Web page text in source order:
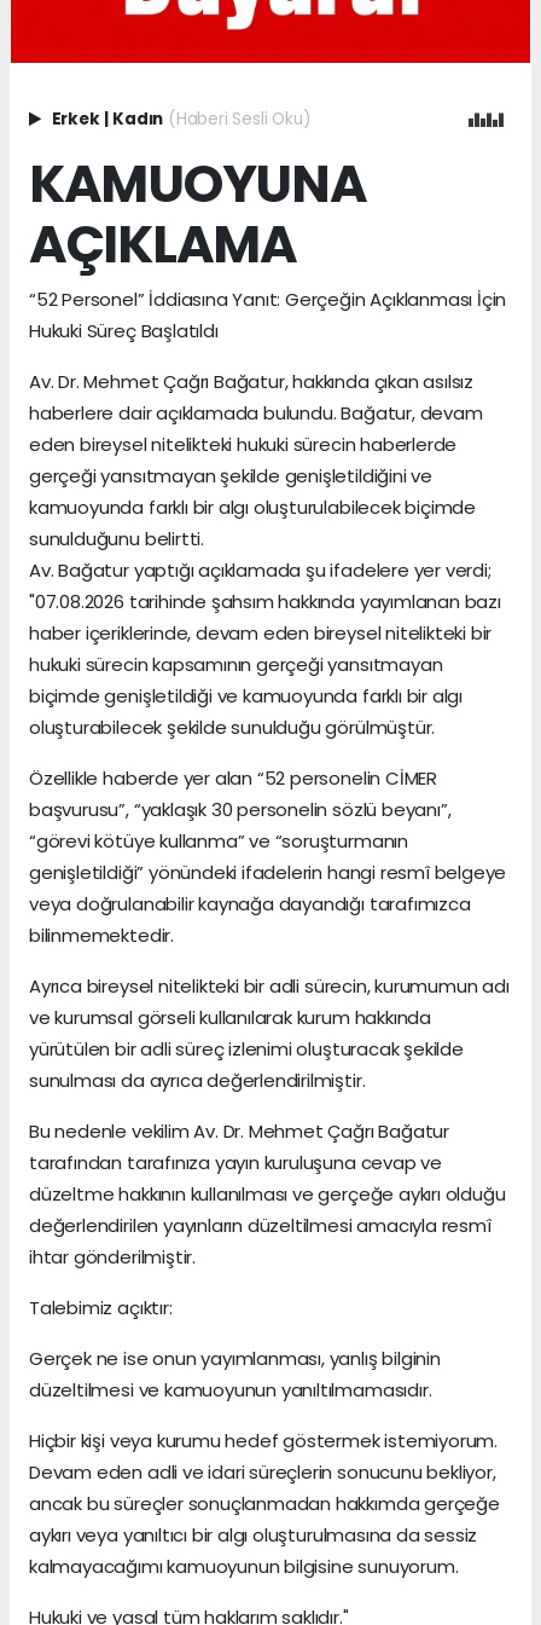
Erkek | Kadın (Haberi Sesli Oku)
KAMUOYUNA
AÇIKLAMA
“52 Personel” İddiasına Yanıt: Gerçeğin Açıklanması İçin
Hukuki Süreç Başlatıldı
Av. Dr. Mehmet Çağrı Bağatur, hakkında çıkan asılsız
haberlere dair açıklamada bulundu. Bağatur, devam
eden bireysel nitelikteki hukuki sürecin haberlerde
gerçeği yansıtmayan şekilde genişletildiğini ve
kamuoyunda farklı bir algı oluşturulabilecek biçimde
sunulduğunu belirtti.
Av. Bağatur yaptığı açıklamada şu ifadelere yer verdi;
"07.08.2026 tarihinde şahsım hakkında yayımlanan bazı
haber içeriklerinde, devam eden bireysel nitelikteki bir
hukuki sürecin kapsamının gerçeği yansıtmayan
biçimde genişletildiği ve kamuoyunda farklı bir algı
oluşturabilecek şekilde sunulduğu görülmüştür.
Özellikle haberde yer alan “52 personelin CİMER
başvurusu”, “yaklaşık 30 personelin sözlü beyanı”,
“görevi kötüye kullanma” ve “soruşturmanın
genişletildiği” yönündeki ifadelerin hangi resmî belgeye
veya doğrulanabilir kaynağa dayandığı tarafımızca
bilinmemektedir.
Ayrıca bireysel nitelikteki bir adli sürecin, kurumumun adı
ve kurumsal görseli kullanılarak kurum hakkında
yürütülen bir adli süreç izlenimi oluşturacak şekilde
sunulması da ayrıca değerlendirilmiştir.
Bu nedenle vekilim Av. Dr. Mehmet Çağrı Bağatur
tarafından tarafınıza yayın kuruluşuna cevap ve
düzeltme hakkının kullanılması ve gerçeğe aykırı olduğu
değerlendirilen yayınların düzeltilmesi amacıyla resmî
ihtar gönderilmiştir.
Talebimiz açıktır:
Gerçek ne ise onun yayımlanması, yanlış bilginin
düzeltilmesi ve kamuoyunun yanıltılmamasıdır.
Hiçbir kişi veya kurumu hedef göstermek istemiyorum.
Devam eden adli ve idari süreçlerin sonucunu bekliyor,
ancak bu süreçler sonuçlanmadan hakkımda gerçeğe
aykırı veya yanıltıcı bir algı oluşturulmasına da sessiz
kalmayacağımı kamuoyunun bilgisine sunuyorum.
Hukuki ve yasal tüm haklarım saklıdır."